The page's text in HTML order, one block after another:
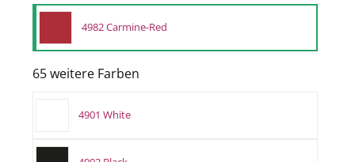
4982 Carmine-Red
65 weitere Farben
4901 White